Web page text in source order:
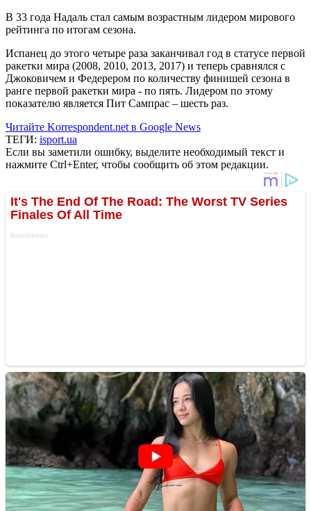
В 33 года Надаль стал самым возрастным лидером мирового
рейтинга по итогам сезона.
Испанец до этого четыре раза заканчивал год в статусе первой
ракетки мира (2008, 2010, 2013, 2017) и теперь сравнялся с
Джоковичем и Федерером по количеству финишей сезона в
ранге первой ракетки мира - по пять. Лидером по этому
показателю является Пит Сампрас – шесть раз.
Читайте Korrespondent.net в Google News
ТЕГИ: isport.ua
Если вы заметили ошибку, выделите необходимый текст и
нажмите Ctrl+Enter, чтобы сообщить об этом редакции.